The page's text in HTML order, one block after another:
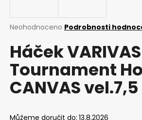
Průměrné
produktu
je
0,0
5
hvězdiček.
Neohodnoceno Podrobnosti
Háček VARIVAS
Tournament
CANVAS vel.7,5
Můžeme doručit do: 13.8.2026
j
t
?